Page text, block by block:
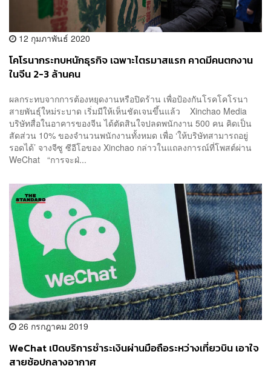
12 กุมภาพันธ์ 2020
โคโรนากระทบหนักธุรกิจ เฉพาะไตรมาสแรก คาดมีคนตกงาน
ในจีน 2-3 ล้านคน
ผลกระทบจากการต้องหยุดงานหรือปิดร้าน เพื่อป้องกันโรคโคโรนา
สายพันธุ์ใหม่ระบาด เริ่มมีให้เห็นชัดเจนขึ้นแล้ว Xinchao Media
บริษัทสื่อในอาคารของจีน ได้ตัดสินใจปลดพนักงาน 500 คน คิดเป็น
สัดส่วน 10% ของจำนวนพนักงานทั้งหมด เพื่อ ‘ให้บริษัทสามารถอยู่
รอดได้’ จางจีซู ซีอีโอของ Xinchao กล่าวในแถลงการณ์ที่โพสต์ผ่าน
WeChat “การจะฝ่...
26 กรกฎาคม 2019
WeChat เปิดบริการชำระเงินผ่านมือถือระหว่างเที่ยวบิน เอาใจ
สายช้อปกลางอากาศ